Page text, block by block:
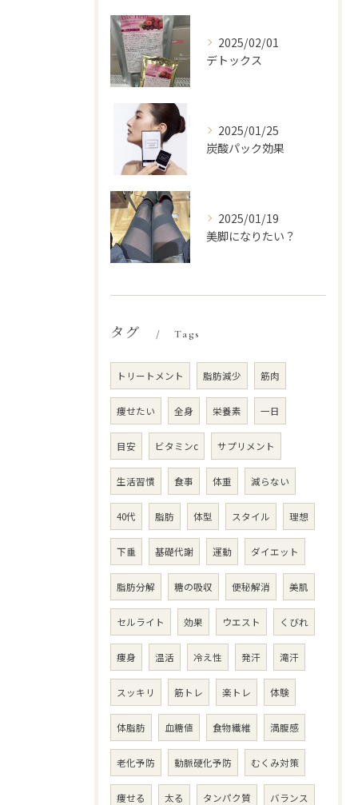
2025/02/01
デトックス
2025/01/25
炭酸パック効果
2025/01/19
美脚になりたい？
タグ Tags
トリートメント 脂肪減少 筋肉
痩せたい 全身 栄養素 一日
目安 ビタミンc サプリメント
生活習慣 食事 体重 減らない
40代 脂肪 体型 スタイル 理想
下垂 基礎代謝 運動 ダイエット
脂肪分解 糖の吸収 便秘解消 美肌
セルライト 効果 ウエスト くびれ
痩身 温活 冷え性 発汗 滝汗
スッキリ 筋トレ 楽トレ 体験
体脂肪 血糖値 食物繊維 満腹感
老化予防 動脈硬化予防 むくみ対策
痩せる 太る タンパク質 バランス